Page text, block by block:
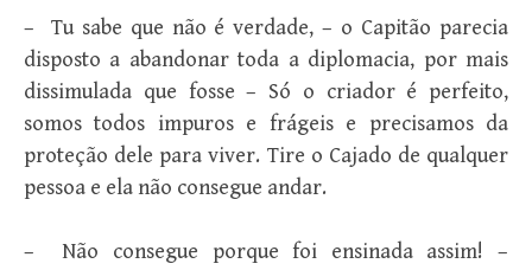
– Tu sabe que não é verdade, – o Capitão parecia
disposto a abandonar toda a diplomacia, por mais
dissimulada que fosse – Só o criador é perfeito,
somos todos impuros e frágeis e precisamos da
proteção dele para viver. Tire o Cajado de qualquer
pessoa e ela não consegue andar.
– Não consegue porque foi ensinada assim! –